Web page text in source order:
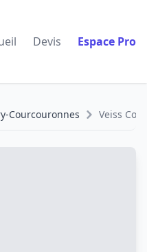
Devis Espace Pro
Courcouronnes Veiss